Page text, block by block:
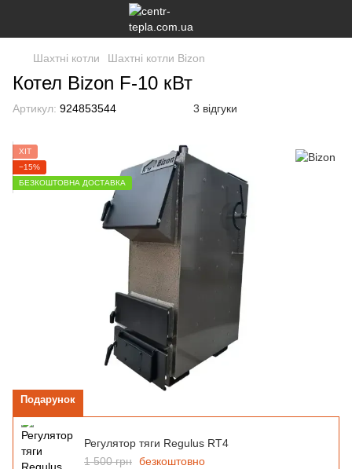
Шахтні котли Шахтні котли Bizon
Котел Bizon F-10 кВт
Артикул: 924853544 3 відгуки
ХІТ
−15%
БЕЗКОШТОВНА ДОСТАВКА
Подарунок
Регулятор тяги Regulus RT4
1 500 грн безкоштовно